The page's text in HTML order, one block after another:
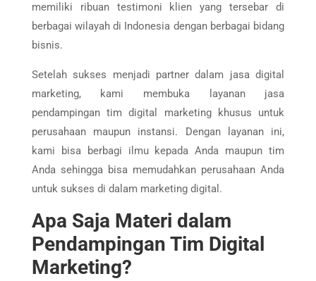
memiliki ribuan testimoni klien yang tersebar di
berbagai wilayah di Indonesia dengan berbagai bidang
bisnis.
Setelah sukses menjadi partner dalam jasa digital
marketing, kami membuka layanan jasa
pendampingan tim digital marketing khusus untuk
perusahaan maupun instansi. Dengan layanan ini,
kami bisa berbagi ilmu kepada Anda maupun tim
Anda sehingga bisa memudahkan perusahaan Anda
untuk sukses di dalam marketing digital.
Apa Saja Materi dalam
Pendampingan Tim Digital
Marketing?